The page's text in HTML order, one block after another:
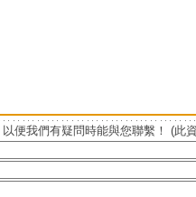
便我們有疑問時能與您聯繫！ (此